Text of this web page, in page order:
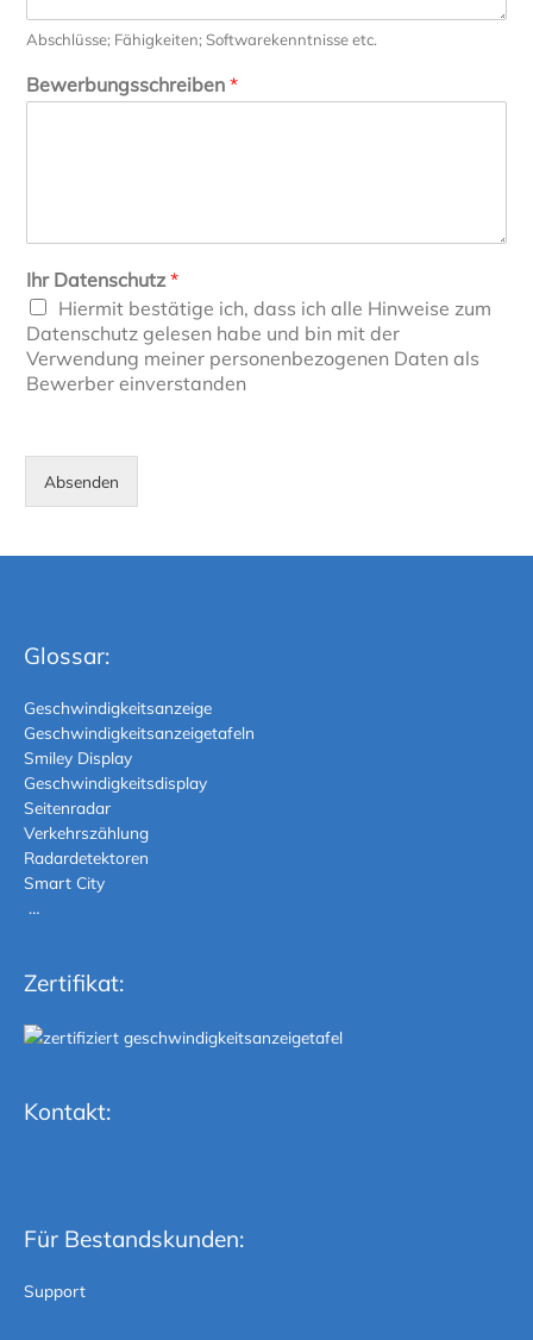
Abschlüsse; Fähigkeiten; Softwarekenntnisse etc.
Bewerbungsschreiben*
Ihr Datenschutz*
Hiermit bestätige ich, dass ich alle Hinweise zum
Datenschutz gelesen habe und bin mit der
Verwendung meiner personenbezogenen Daten als
Bewerber einverstanden
Absenden
Glossar:
Geschwindigkeitsanzeige
Geschwindigkeitsanzeigetafeln
Smiley Display
Geschwindigkeitsdisplay
Seitenradar
Verkehrszählung
Radardetektoren
Smart City
…
Zertifikat:
Kontakt:
Für Bestandskunden:
Support